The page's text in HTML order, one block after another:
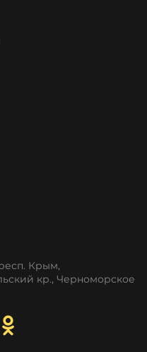
Крым,
кр., Черноморское